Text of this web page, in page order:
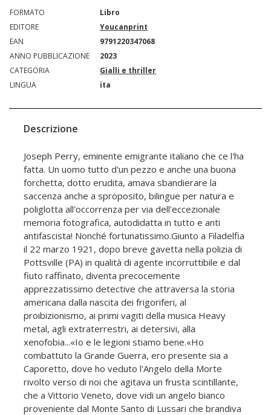
FORMATO
Libro
EDITORE
Youcanprint
EAN
9791220347068
ANNO PUBBLICAZIONE
2023
CATEGORIA
Gialli e thriller
LINGUA
ita
Descrizione
Joseph Perry, eminente emigrante italiano che ce l'ha
fatta. Un uomo tutto d'un pezzo e anche una buona
forchetta, dotto erudita, amava sbandierare la
saccenza anche a sproposito, bilingue per natura e
poliglotta all'occorrenza per via dell'eccezionale
memoria fotografica, autodidatta in tutto e anti
antifascista! Nonché fortunatissimo.Giunto a Filadelfia
il 22 marzo 1921, dopo breve gavetta nella polizia di
Pottsville (PA) in qualità di agente incorruttibile e dal
fiuto raffinato, diventa precocemente
apprezzatissimo detective che attraversa la storia
americana dalla nascita dei frigoriferi, al
proibizionismo, ai primi vagiti della musica Heavy
metal, agli extraterrestri, ai detersivi, alla
xenofobia...«Io e le legioni stiamo bene.«Ho
combattuto la Grande Guerra, ero presente sia a
Caporetto, dove ho veduto l'Angelo della Morte
rivolto verso di noi che agitava un frusta scintillante,
che a Vittorio Veneto, dove vidi un angelo bianco
proveniente dal Monte Santo di Lussari che brandiva